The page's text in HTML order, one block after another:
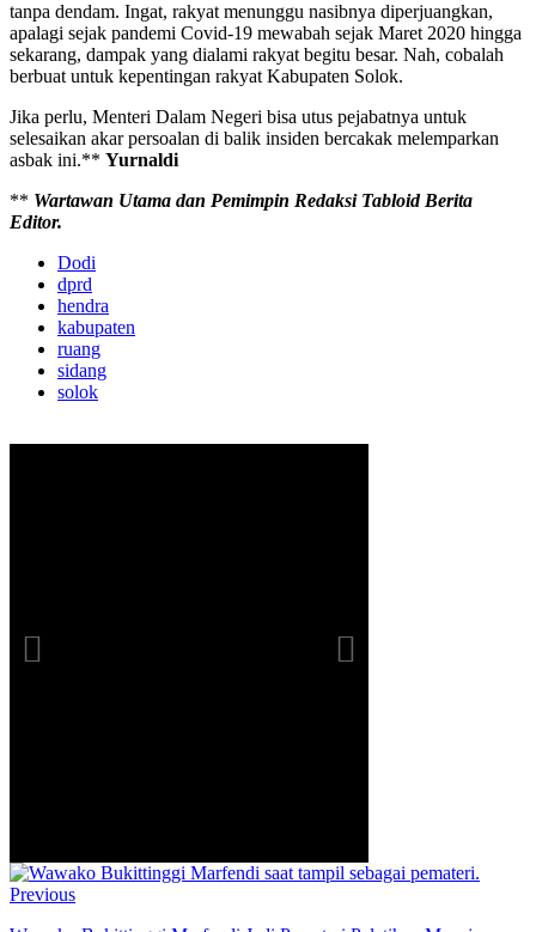
tanpa dendam. Ingat, rakyat menunggu nasibnya diperjuangkan,
apalagi sejak pandemi Covid-19 mewabah sejak Maret 2020 hingga
sekarang, dampak yang dialami rakyat begitu besar. Nah, cobalah
berbuat untuk kepentingan rakyat Kabupaten Solok.
Jika perlu, Menteri Dalam Negeri bisa utus pejabatnya untuk
selesaikan akar persoalan di balik insiden bercakak melemparkan
asbak ini.** Yurnaldi
** Wartawan Utama dan Pemimpin RedaksiTabloid Berita
Editor.
Dodi
dprd
hendra
kabupaten
ruang
sidang
solok
Previous